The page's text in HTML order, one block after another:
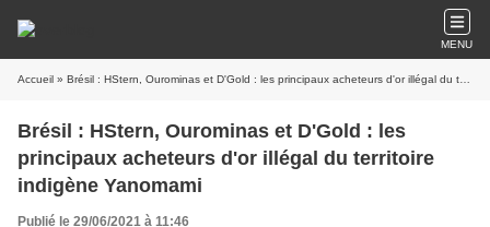
MENU
Accueil » Brésil : HStern, Ourominas et D'Gold : les principaux acheteurs d'or illégal du territoire indigène Yanomami
Brésil : HStern, Ourominas et D'Gold : les
principaux acheteurs d'or illégal du territoire
indigène Yanomami
Publié le 29/06/2021 à 11:46